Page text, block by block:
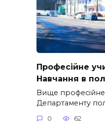
Професійне
Навчання в
Вище
Департаменту
0 62